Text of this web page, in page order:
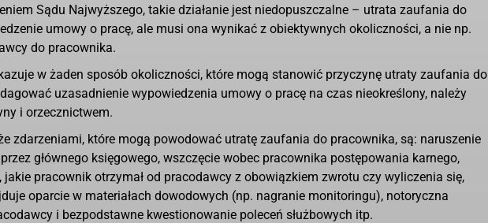
Sądu Najwyższego, takie działanie jest niedopuszczalne – utrata zaufania do
umowy o pracę, ale musi ona wynikać z obiektywnych okoliczności, a nie np.
do pracownika.
w żaden sposób okoliczności, które mogą stanowić przyczynę utraty zaufania do
uzasadnienie wypowiedzenia umowy o pracę na czas nieokreślony, należy
i orzecznictwem.
zdarzeniami, które mogą powodować utratę zaufania do pracownika, są: naruszenie
głównego księgowego, wszczęcie wobec pracownika postępowania karnego,
jakie pracownik otrzymał od pracodawcy z obowiązkiem zwrotu czy wyliczenia się,
oparcie w materiałach dowodowych (np. nagranie monitoringu), notoryczna
i bezpodstawne kwestionowanie poleceń służbowych itp.